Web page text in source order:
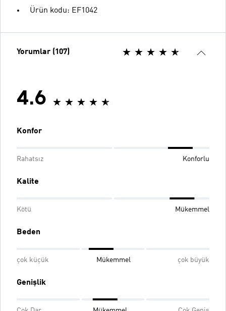
Ürün kodu: EF1042
Yorumlar (107)
4.6
Konfor
Rahatsız Konforlu
Kalite
Kötü Mükemmel
Beden
çok küçük Mükemmel çok büyük
Genişlik